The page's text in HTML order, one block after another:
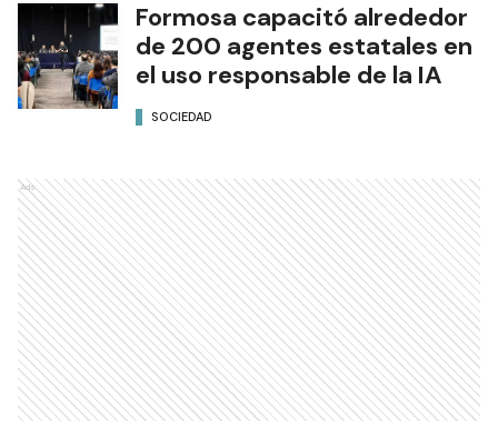
Formosa capacitó alrededor
de 200 agentes estatales en
el uso responsable de la IA
SOCIEDAD
Ads